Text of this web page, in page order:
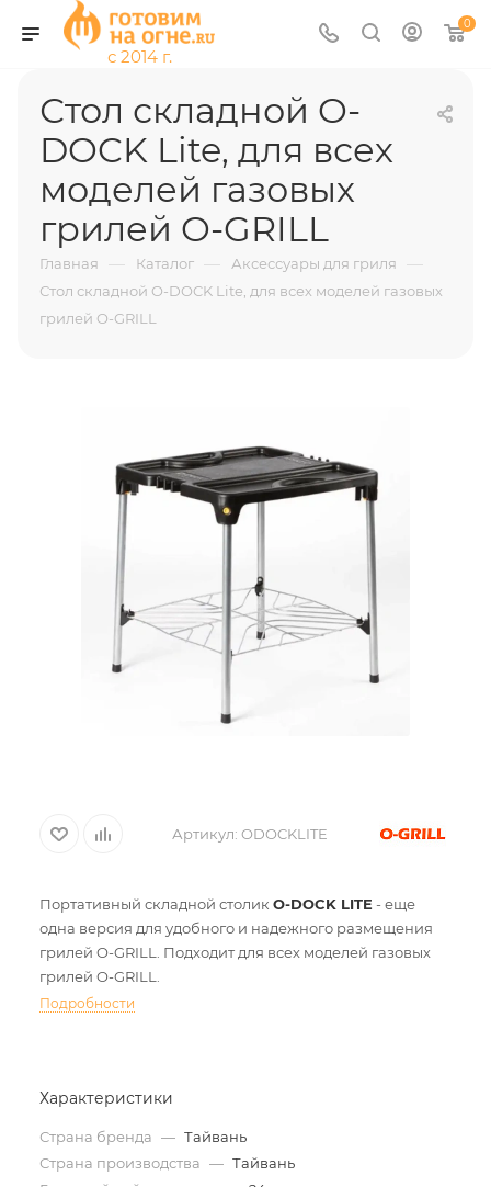
0
Стол складной O-
DOCK Lite, для всех
моделей газовых
грилей O-GRILL
Главная — Каталог — Аксессуары для гриля —
Стол складной O-DOCK Lite, для всех моделей газовых
грилей O-GRILL
Артикул: ODOCKLITE
Портативный складной столик O-DOCK LITE - еще
одна версия для удобного и надежного размещения
грилей O-GRILL. Подходит для всех моделей газовых
грилей O-GRILL.
Подробности
Характеристики
Страна бренда — Тайвань
Страна производства — Тайвань